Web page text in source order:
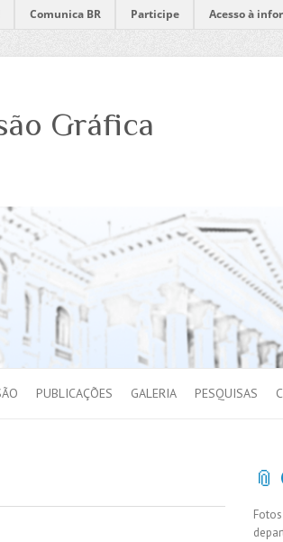
Comunica BR Participe Acesso à
Gráfica
PUBLICAÇÕES GALERIA PESQUISAS
📎